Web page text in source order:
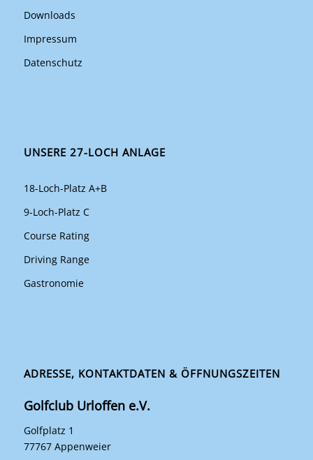
Downloads
Impressum
Datenschutz
UNSERE 27-LOCH ANLAGE
18-Loch-Platz A+B
9-Loch-Platz C
Course Rating
Driving Range
Gastronomie
ADRESSE, KONTAKTDATEN & ÖFFNUNGSZEITEN
Golfclub Urloffen e.V.
Golfplatz 1
77767 Appenweier